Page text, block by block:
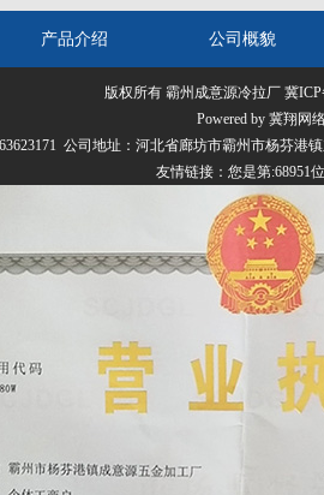
产品介绍 公司概貌
版权所有 霸州成意源冷拉厂 冀ICP
Powered by 冀翔网
公司地址：河北省廊坊市霸州市杨芬
友情链接： 您是第:68951